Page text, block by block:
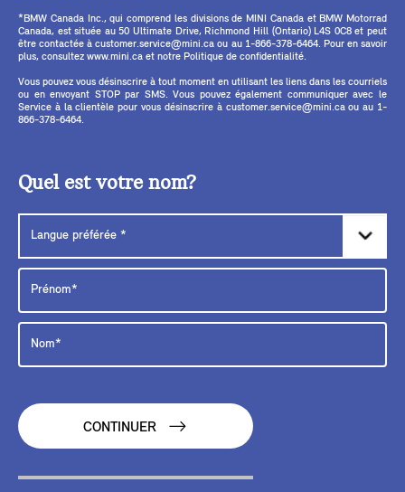
*BMW Canada Inc., qui comprend les divisions de MINI Canada et BMW Motorrad
Canada, est située au 50 Ultimate Drive, Richmond Hill (Ontario) L4S 0C8 et peut
être contactée à customer.service@mini.ca ou au 1-866-378-6464. Pour en savoir
plus, consultez www.mini.ca et notre Politique de confidentialité.
Vous pouvez vous désinscrire à tout moment en utilisant les liens dans les courriels
ou en envoyant STOP par SMS. Vous pouvez également communiquer avec le
Service à la clientèle pour vous désinscrire à customer.service@mini.ca ou au 1-
866-378-6464.
Quel est votre nom?
CONTINUER